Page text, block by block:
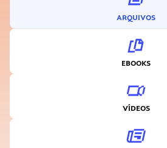
ARQUIVOS
EBOOKS
VÍDEOS